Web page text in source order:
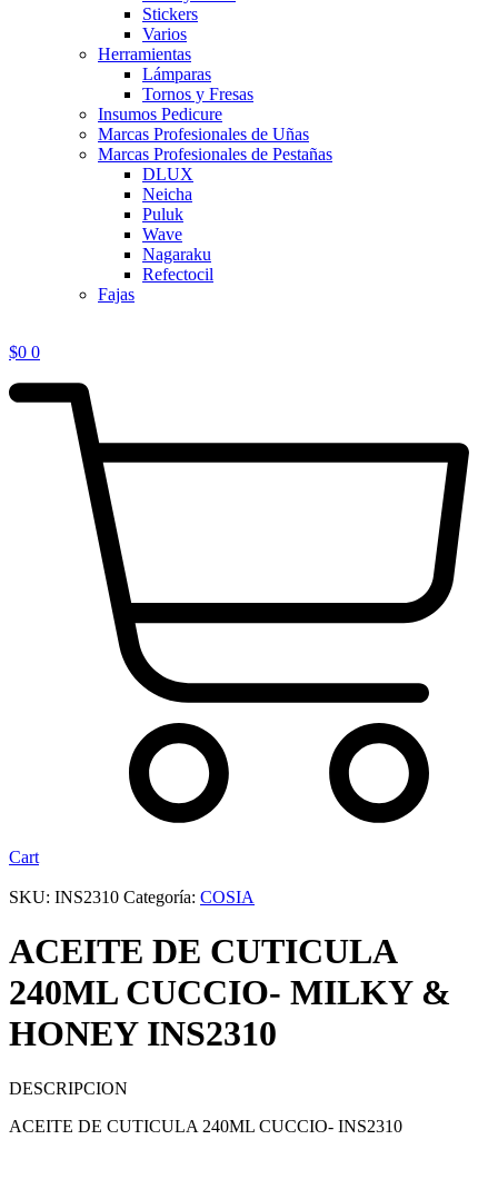
Stickers
Varios
Herramientas
Lámparas
Tornos y Fresas
Insumos Pedicure
Marcas Profesionales de Uñas
Marcas Profesionales de Pestañas
DLUX
Neicha
Puluk
Wave
Nagaraku
Refectocil
Fajas
$0 0
Cart
SKU: INS2310 Categoría: COSIA
ACEITE DE CUTICULA
240ML CUCCIO- MILKY &
HONEY INS2310
DESCRIPCION
ACEITE DE CUTICULA 240ML CUCCIO- INS2310